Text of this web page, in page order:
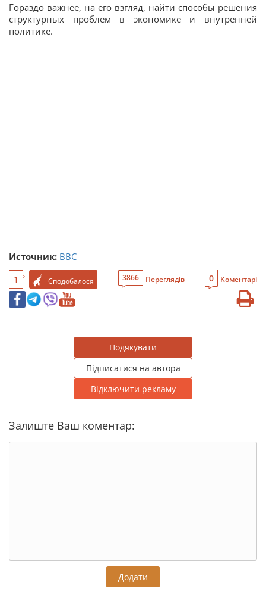
Гораздо важнее, на его взгляд, найти способы решения
структурных проблем в экономике и внутренней
политике.
Источник: BBC
1 Сподобалося 3866 Переглядів 0 Коментарі
Подякувати
Підписатися на автора
Відключити рекламу
Залиште Ваш коментар:
Додати